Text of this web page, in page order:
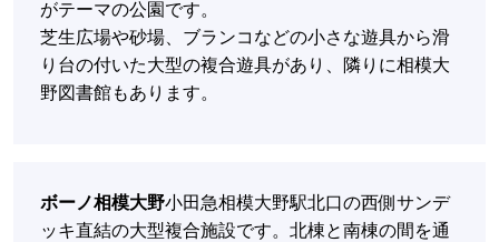
がテーマの公園です。
芝生広場や砂場、ブランコなどの小さな遊具から滑
り台の付いた大型の複合遊具があり、隣りに相模大
野図書館もあります。
ボーノ相模大野小田急相模大野駅北口の西側サンデ
ッキ直結の大型複合施設です。北棟と南棟の間を通